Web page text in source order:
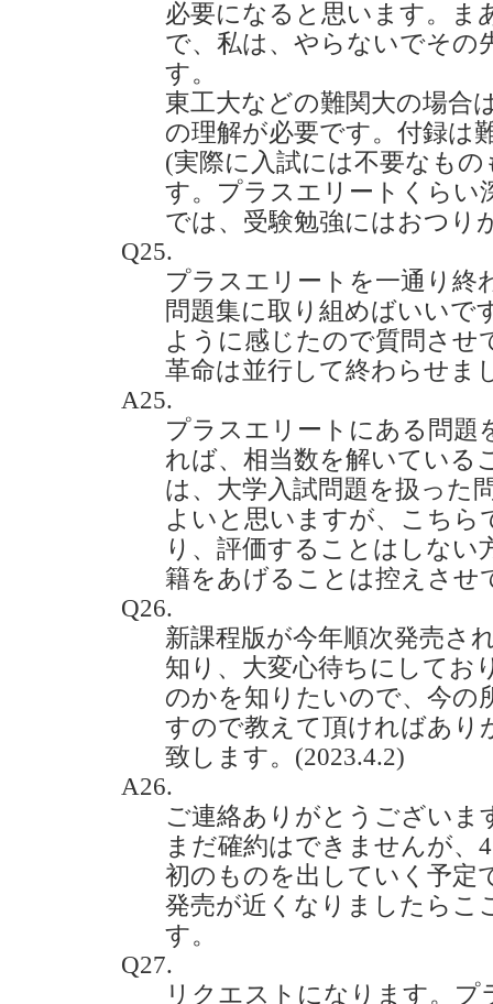
必要になると思います。ま
で、私は、やらないでその
す。
東工大などの難関大の場合
の理解が必要です。付録は
(実際に入試には不要なも
す。プラスエリートくらい
では、受験勉強にはおつり
Q25.
プラスエリートを一通り終
問題集に取り組めばいいで
ように感じたので質問させ
革命は並行して終わらせま
A25.
プラスエリートにある問題
れば、相当数を解いている
は、大学入試問題を扱った
よいと思いますが、こちら
り、評価することはしない
籍をあげることは控えさせ
Q26.
新課程版が今年順次発売さ
知り、大変心待ちにしてお
のかを知りたいので、今の
すので教えて頂ければあり
致します。(2023.4.2)
A26.
ご連絡ありがとうございま
まだ確約はできませんが、
初のものを出していく予定
発売が近くなりましたらこ
す。
Q27.
リクエストになります。プ